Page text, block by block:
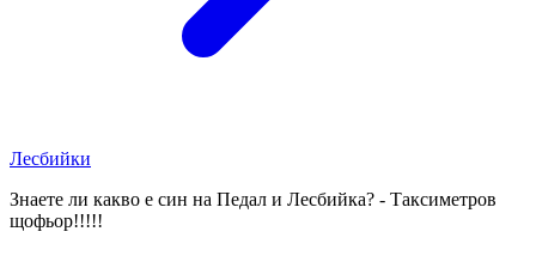
Лесбийки
Знаете ли какво е син на Педал и Лесбийка? - Таксиметров
щофьор!!!!!